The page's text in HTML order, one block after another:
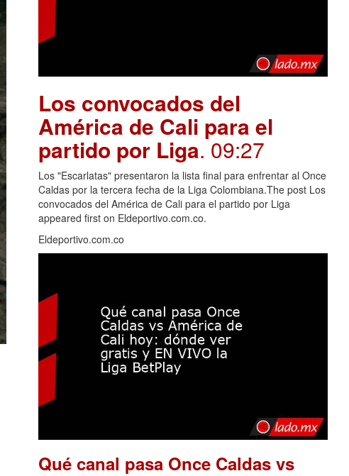
Los convocados del
América de Cali para el
partido por Liga. 09:27
Los "Escarlatas" presentaron la lista final para enfrentar al Once
Caldas por la tercera fecha de la Liga Colombiana.The post Los
convocados del América de Cali para el partido por Liga
appeared first on Eldeportivo.com.co.
Eldeportivo.com.co
Qué canal pasa Once Caldas vs